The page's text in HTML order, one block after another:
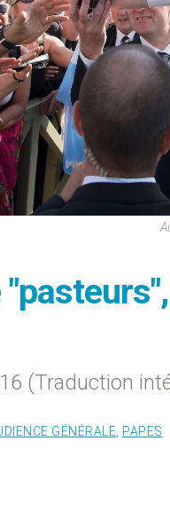
(Traduction
GÉNÉRALE PAPES